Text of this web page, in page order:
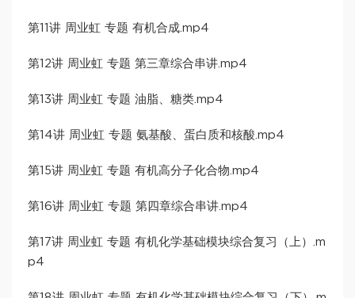
第11讲 周业虹 专题 有机合成.mp4
第12讲 周业虹 专题 第三章综合串讲.mp4
第13讲 周业虹 专题 油脂、糖类.mp4
第14讲 周业虹 专题 氨基酸、蛋白质和核酸.mp4
第15讲 周业虹 专题 有机高分子化合物.mp4
第16讲 周业虹 专题 第四章综合串讲.mp4
第17讲 周业虹 专题 有机化学基础模块综合复习（上）.m
p4